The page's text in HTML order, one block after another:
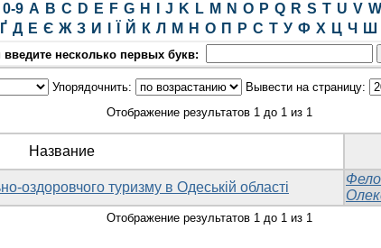
0-9 A B C D E F G H J K L M N O P Q R S T U V W
Ґ Д Е Є Ж З И Й К Л М Н О П Р С Т У Ф Х Ц Ч Ш
введите несколько первых букв:
Упорядочнить: Вывести на страницу:
Отображение результатов 1 до 1 из 1
Название
оздоровчого туризму в Одеській області
Отображение результатов 1 до 1 из 1